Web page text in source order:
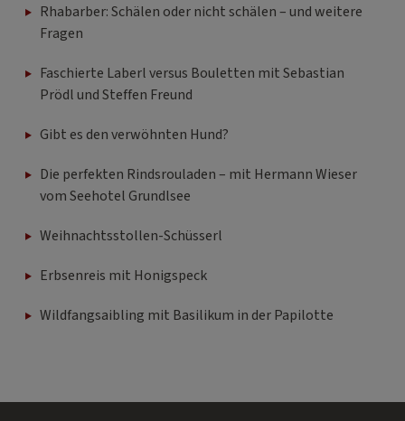
Rhabarber: Schälen oder nicht schälen – und weitere
Fragen
Faschierte Laberl versus Bouletten mit Sebastian
Prödl und Steffen Freund
Gibt es den verwöhnten Hund?
Die perfekten Rindsrouladen – mit Hermann Wieser
vom Seehotel Grundlsee
Weihnachtsstollen-Schüsserl
Erbsenreis mit Honigspeck
Wildfangsaibling mit Basilikum in der Papilotte